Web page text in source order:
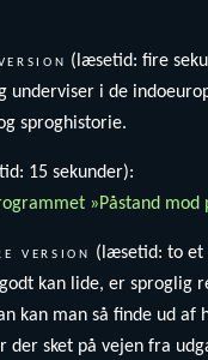
(læsetid: fire
underviser i de
sproghistorie.
15 sekunder):
»Påstand mod
version (læsetid: to et
kan lide, er sproglig
kan man så finde ud af
der sket på vejen fra